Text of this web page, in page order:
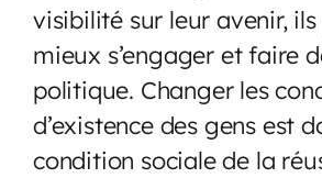
visibilité sur leur avenir,
mieux s’engager et faire
politique. Changer les
d’existence des gens est
condition sociale de la